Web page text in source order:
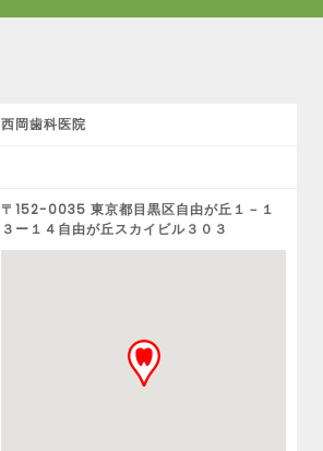
西岡歯科医院
〒152-0035 東京都目黒区自由が丘１－１
３ー１４自由が丘スカイビル３０３